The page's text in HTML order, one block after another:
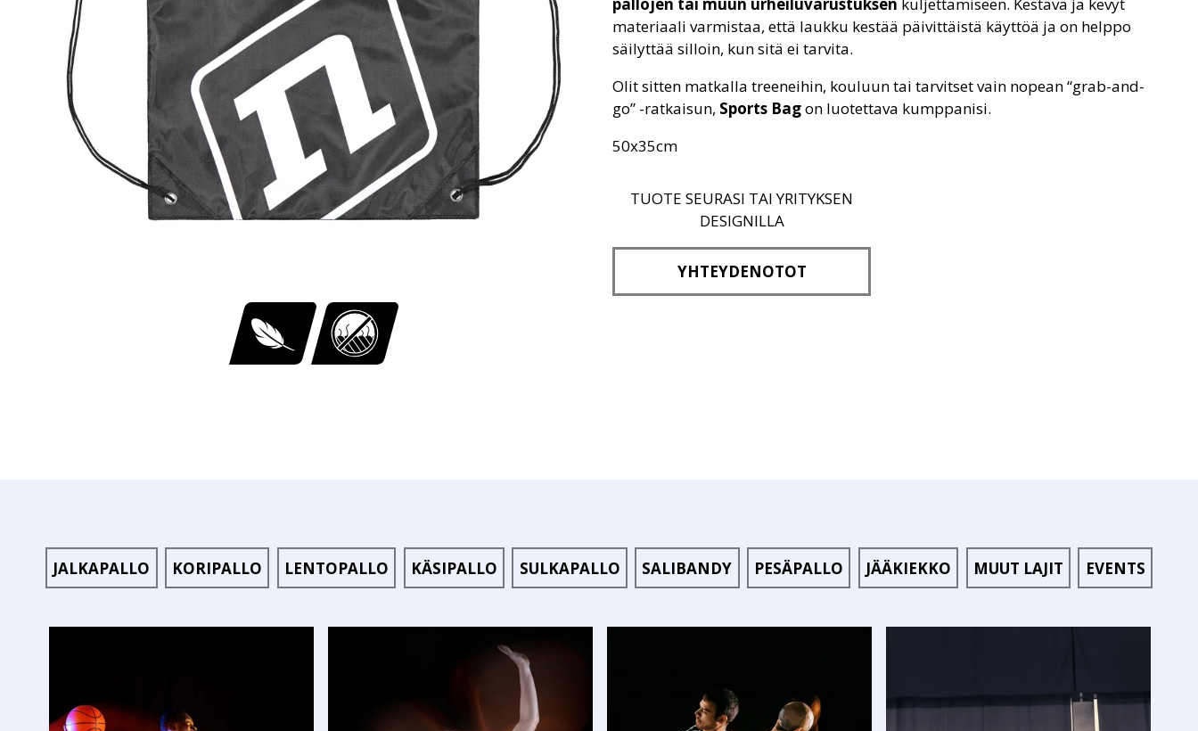
materiaali varmistaa, että laukku kestää päivittäistä käyttöä ja on helppo
säilyttää silloin, kun sitä ei tarvita.
Olit sitten matkalla treeneihin, kouluun tai tarvitset vain nopean “grab-and-
go” -ratkaisun, Sports Bagon luotettava kumppanisi.
50x35cm
TUOTE SEURASI TAI YRITYKSEN
DESIGNILLA
YHTEYDENOTOT
JALKAPALLO KORIPALLO LENTOPALLO KÄSIPALLO SULKAPALLO SALIBANDY PESÄPALLO JÄÄKIEKKO MUUT LAJIT EVENTS